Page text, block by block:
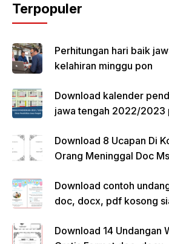
Terpopuler
Perhitungan hari baik
kelahiran minggu pon
Download kalender
jawa tengah 2022/2023
Download 8 Ucapan Di
Orang Meninggal Doc
Download contoh
doc, docx, pdf kosong
Download 14 Undangan